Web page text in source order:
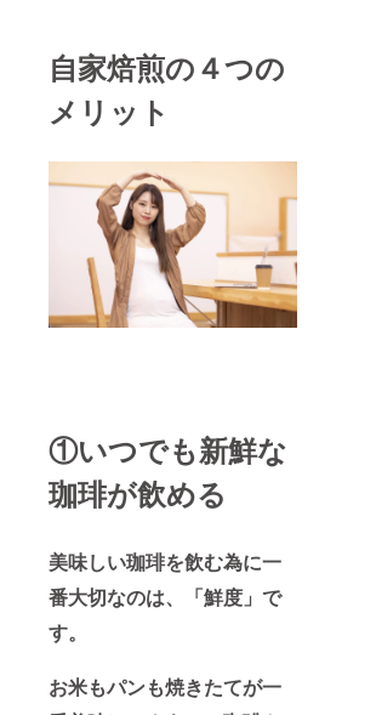
自家焙煎の４つの
メリット
①いつでも新鮮な
珈琲が飲める
美味しい珈琲を飲む為に一
番大切なのは、「鮮度」で
す。
お米もパンも焼きたてが一